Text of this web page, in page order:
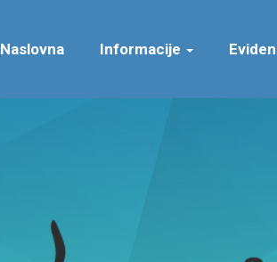
Naslovna Informacije